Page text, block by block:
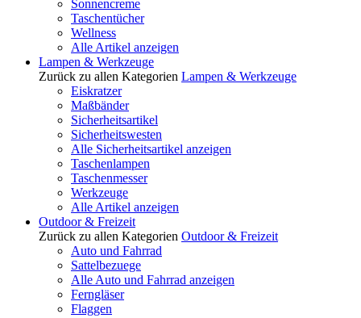
Sonnencreme
Taschentücher
Wellness
Alle Artikel anzeigen
Lampen & Werkzeuge
Zurück zu allen Kategorien Lampen & Werkzeuge
Eiskratzer
Maßbänder
Sicherheitsartikel
Sicherheitswesten
Alle Sicherheitsartikel anzeigen
Taschenlampen
Taschenmesser
Werkzeuge
Alle Artikel anzeigen
Outdoor & Freizeit
Zurück zu allen Kategorien Outdoor & Freizeit
Auto und Fahrrad
Sattelbezuege
Alle Auto und Fahrrad anzeigen
Ferngläser
Flaggen